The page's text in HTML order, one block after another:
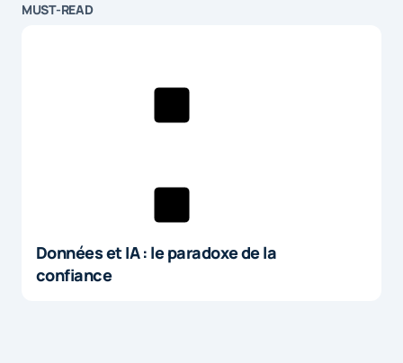
MUST-READ
Données et IA : le paradoxe de la
confiance